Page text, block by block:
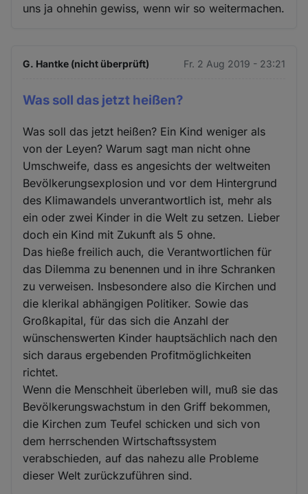
uns ja ohnehin gewiss, wenn wir so weitermachen.
G. Hantke (nicht überprüft) Fr. 2 Aug 2019 - 23:21
Was soll das jetzt heißen?
Was soll das jetzt heißen? Ein Kind weniger als
von der Leyen? Warum sagt man nicht ohne
Umschweife, dass es angesichts der weltweiten
Bevölkerungsexplosion und vor dem Hintergrund
des Klimawandels unverantwortlich ist, mehr als
ein oder zwei Kinder in die Welt zu setzen. Lieber
doch ein Kind mit Zukunft als 5 ohne.
Das hieße freilich auch, die Verantwortlichen für
das Dilemma zu benennen und in ihre Schranken
zu verweisen. Insbesondere also die Kirchen und
die klerikal abhängigen Politiker. Sowie das
Großkapital, für das sich die Anzahl der
wünschenswerten Kinder hauptsächlich nach den
sich daraus ergebenden Profitmöglichkeiten
richtet.
Wenn die Menschheit überleben will, muß sie das
Bevölkerungswachstum in den Griff bekommen,
die Kirchen zum Teufel schicken und sich von
dem herrschenden Wirtschaftssystem
verabschieden, auf das nahezu alle Probleme
dieser Welt zurückzuführen sind.